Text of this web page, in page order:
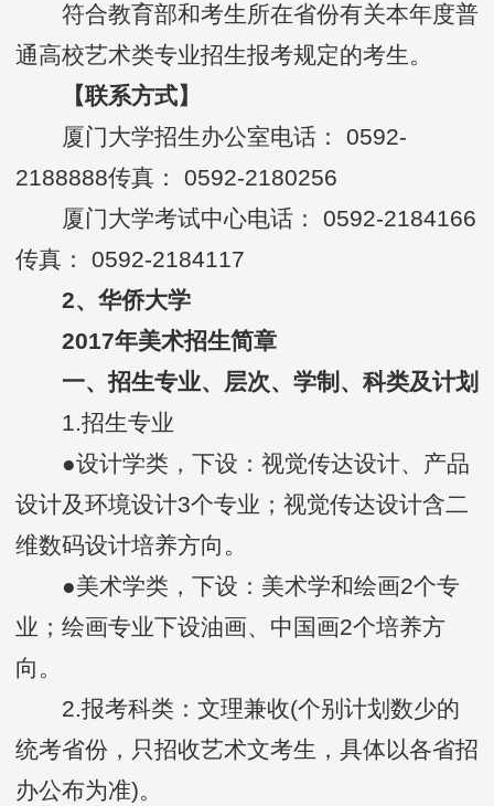
符合教育部和考生所在省份有关本年度普
通高校艺术类专业招生报考规定的考生。
【联系方式】
厦门大学招生办公室电话： 0592-
2188888传真： 0592-2180256
厦门大学考试中心电话： 0592-2184166
传真： 0592-2184117
2、华侨大学
2017年美术招生简章
一、招生专业、层次、学制、科类及计划
1.招生专业
●设计学类，下设：视觉传达设计、产品
设计及环境设计3个专业；视觉传达设计含二
维数码设计培养方向。
●美术学类，下设：美术学和绘画2个专
业；绘画专业下设油画、中国画2个培养方
向。
2.报考科类：文理兼收(个别计划数少的
统考省份，只招收艺术文考生，具体以各省招
办公布为准)。